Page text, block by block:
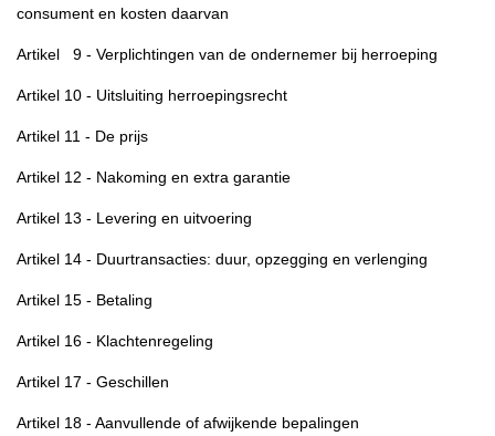
consument en kosten daarvan
Artikel 9 - Verplichtingen van de ondernemer bij herroeping
Artikel 10 - Uitsluiting herroepingsrecht
Artikel 11 - De prijs
Artikel 12 - Nakoming en extra garantie
Artikel 13 - Levering en uitvoering
Artikel 14 - Duurtransacties: duur, opzegging en verlenging
Artikel 15 - Betaling
Artikel 16 - Klachtenregeling
Artikel 17 - Geschillen
Artikel 18 - Aanvullende of afwijkende bepalingen